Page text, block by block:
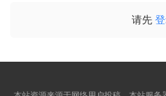
请先